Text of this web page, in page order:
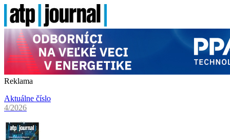
Reklama
Aktuálne číslo
4/2026